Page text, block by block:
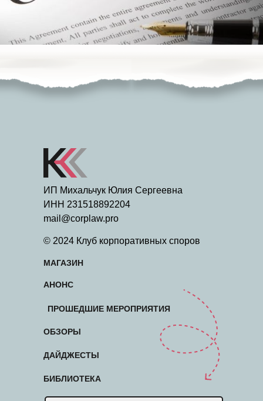
АНОНС
ПРОШЕДШИЕ МЕРОПРИЯТИЯ
ОБЗОРЫ
ДАЙДЖЕСТЫ
БИБЛИОТЕКА
© 2024 Клуб корпоративных споров
МАГАЗИН
ИП Михальчук Юлия Сергеевна
ИНН 231518892204
mail@corplaw.pro